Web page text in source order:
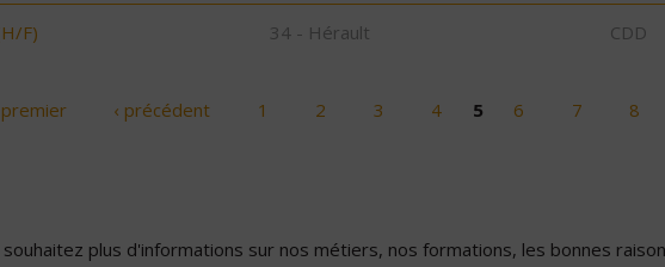
F) 34 - Hérault CDD
‹ précédent 1 2 3 4 5 6 7 8
souhaitez plus d'informations sur nos métiers, nos formations, les bonnes